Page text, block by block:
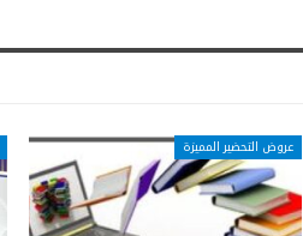
عروض التحضير المميزة